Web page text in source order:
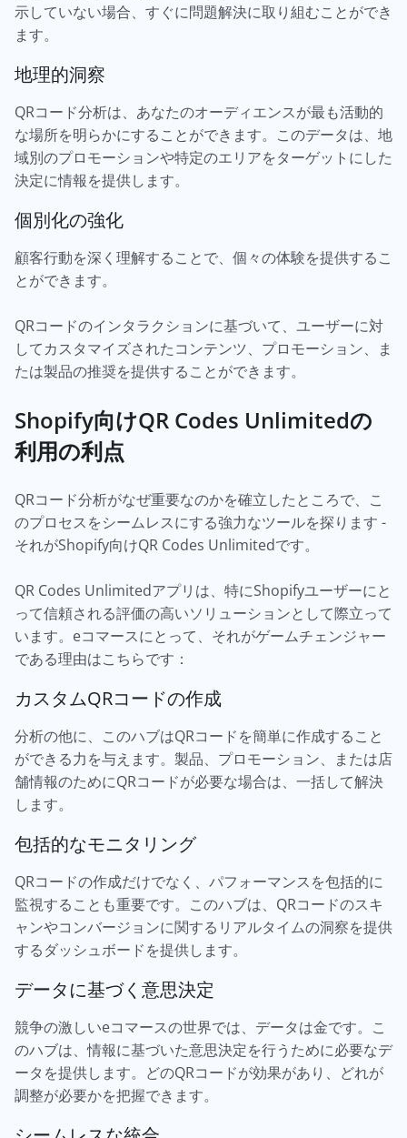
示していない場合、すぐに問題解決に取り組むことができ
ます。
地理的洞察
QRコード分析は、あなたのオーディエンスが最も活動的
な場所を明らかにすることができます。このデータは、地
域別のプロモーションや特定のエリアをターゲットにした
決定に情報を提供します。
個別化の強化
顧客行動を深く理解することで、個々の体験を提供するこ
とができます。
QRコードのインタラクションに基づいて、ユーザーに対
してカスタマイズされたコンテンツ、プロモーション、ま
たは製品の推奨を提供することができます。
Shopify向けQR Codes Unlimitedの
利用の利点
QRコード分析がなぜ重要なのかを確立したところで、こ
のプロセスをシームレスにする強力なツールを探ります -
それがShopify向けQR Codes Unlimitedです。
QR Codes Unlimitedアプリは、特にShopifyユーザーにと
って信頼される評価の高いソリューションとして際立って
います。eコマースにとって、それがゲームチェンジャー
である理由はこちらです：
カスタムQRコードの作成
分析の他に、このハブはQRコードを簡単に作成すること
ができる力を与えます。製品、プロモーション、または店
舗情報のためにQRコードが必要な場合は、一括して解決
します。
包括的なモニタリング
QRコードの作成だけでなく、パフォーマンスを包括的に
監視することも重要です。このハブは、QRコードのスキ
ャンやコンバージョンに関するリアルタイムの洞察を提供
するダッシュボードを提供します。
データに基づく意思決定
競争の激しいeコマースの世界では、データは金です。こ
のハブは、情報に基づいた意思決定を行うために必要なデ
ータを提供します。どのQRコードが効果があり、どれが
調整が必要かを把握できます。